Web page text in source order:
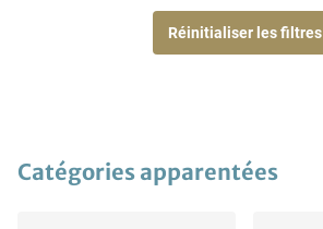
Réinitialiser les filtres
Catégories apparentées